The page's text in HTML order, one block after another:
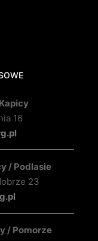
16
/ Podlasie
23
/ Pomorze